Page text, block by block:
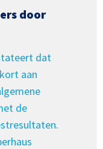
door
dat
aan
de